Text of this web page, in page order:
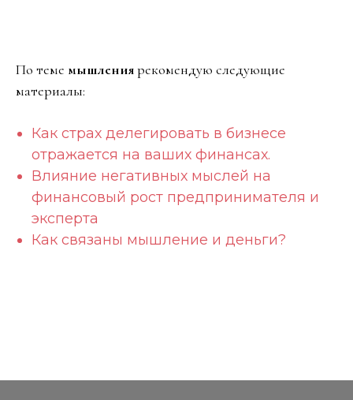
По теме мышлениярекомендую следующие
материалы:
Как страх делегировать в бизнесе
отражается на ваших финансах.
Влияние негативных мыслей на
финансовый рост предпринимателя и
эксперта
Как связаны мышление и деньги?